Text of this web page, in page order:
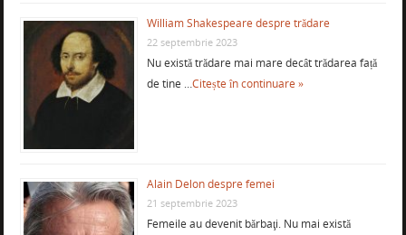
William Shakespeare despre trădare
22 septembrie 2023
Nu există trădare mai mare decât trădarea față
de tine …Citește în continuare »
Alain Delon despre femei
21 septembrie 2023
Femeile au devenit bărbaţi. Nu mai există